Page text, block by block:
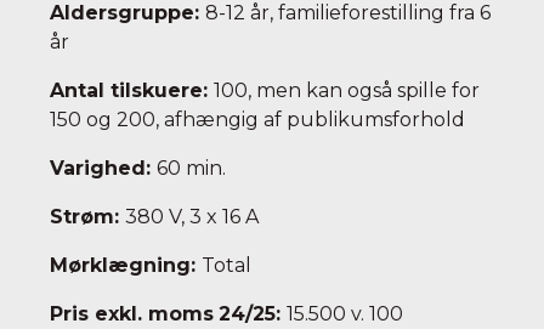
Aldersgruppe:8-12 år, familieforestilling fra 6
år
Antal tilskuere:100, men kan også spille for
150 og 200, afhængig af publikumsforhold
Varighed:60 min.
Strøm:380 V, 3 x 16 A
Mørklægning: Total
Pris exkl. moms 24/25:15.500 v. 100